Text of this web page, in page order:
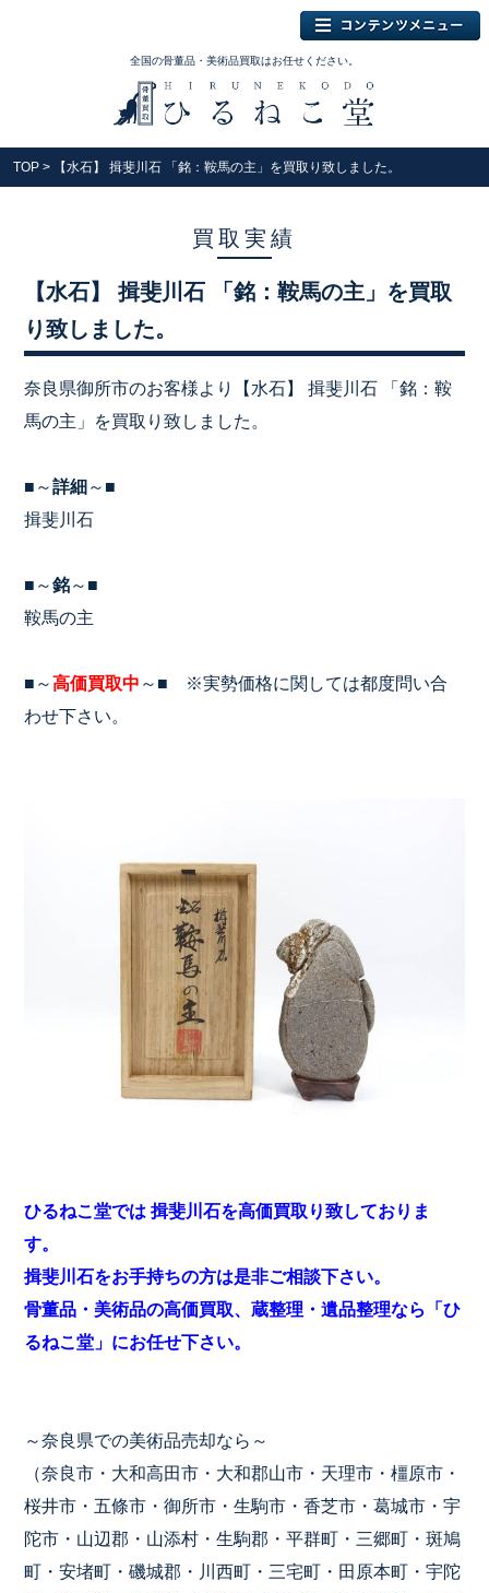
全国の骨董品・美術品買取はお任せください。
TOP > 【水石】 揖斐川石 「銘：鞍馬の主」を買取り致しました。
買取実績
【水石】 揖斐川石 「銘：鞍馬の主」を買取
り致しました。
奈良県御所市のお客様より【水石】 揖斐川石 「銘：鞍
馬の主」を買取り致しました。
■～詳細 ～■
揖斐川石
■～銘～■
鞍馬の主
■～ 高価買取中 ～■ ※実勢価格に関しては都度問い合
わせ下さい。
ひるねこ堂では 揖斐川石を高価買取り致しておりま
す。
揖斐川石をお手持ちの方は是非ご相談下さい。
骨董品・美術品の高価買取、蔵整理・遺品整理なら「ひ
るねこ堂」にお任せ下さい。
～奈良県での美術品売却なら～
（奈良市・大和高田市・大和郡山市・天理市・橿原市・
桜井市・五條市・御所市・生駒市・香芝市・葛城市・宇
陀市・山辺郡・山添村・生駒郡・平群町・三郷町・斑鳩
町・安堵町・磯城郡・川西町・三宅町・田原本町・宇陀